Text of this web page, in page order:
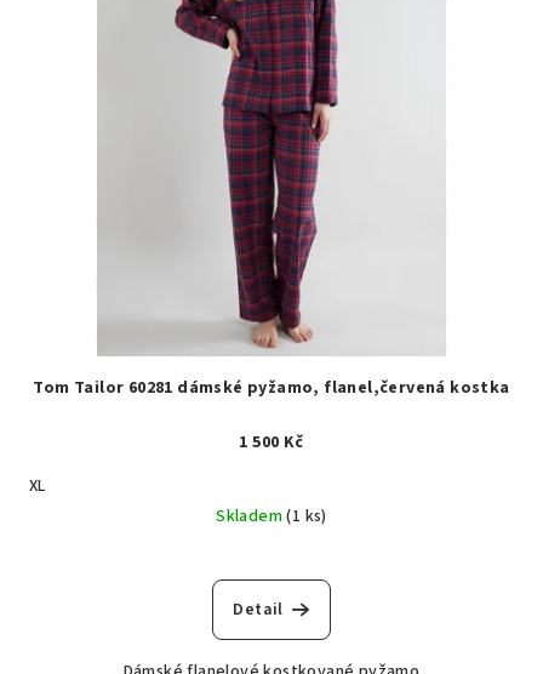
Tom Tailor 60281 dámské pyžamo, flanel,červená kostka
1 500 Kč
XL
Skladem(1 ks)
Detail